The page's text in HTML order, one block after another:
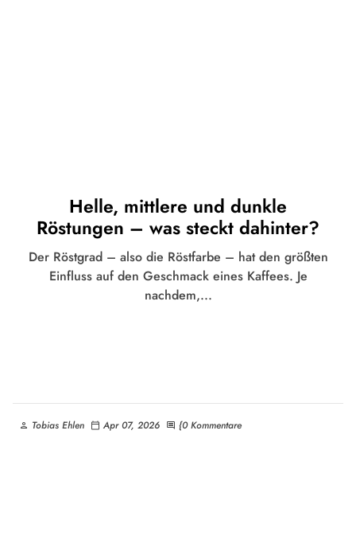
Helle, mittlere und dunkle
Röstungen – was steckt dahinter?
Der Röstgrad – also die Röstfarbe – hat den größten
Einfluss auf den Geschmack eines Kaffees. Je
nachdem,...
person Tobias Ehlen calendar_today Apr 07, 2026 comment {0 Kommentare